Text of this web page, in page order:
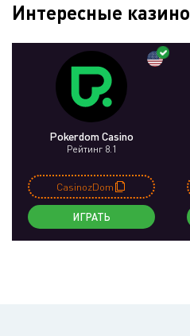
Интересные казино
Pokerdom Casino
Рейтинг 8.1
CasinozDom
ИГРАТЬ